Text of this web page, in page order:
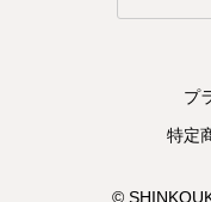
プ
特定
©